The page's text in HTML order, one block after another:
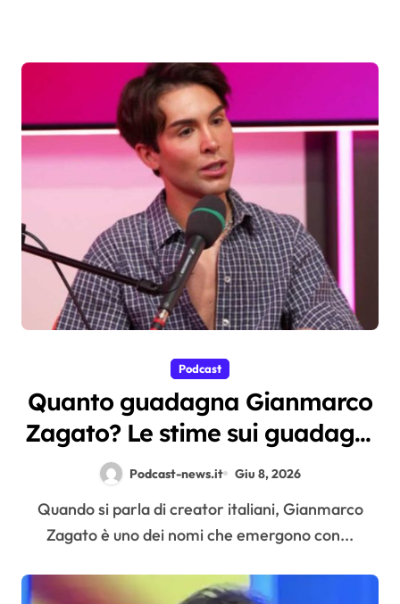
Podcast
Quanto guadagna Gianmarco
Zagato? Le stime sui guadagni
dello youtuber da oltre 2
milioni di iscritti
Podcast-news.it Giu 8, 2026
Quando si parla di creator italiani, Gianmarco
Zagato è uno dei nomi che emergono con...